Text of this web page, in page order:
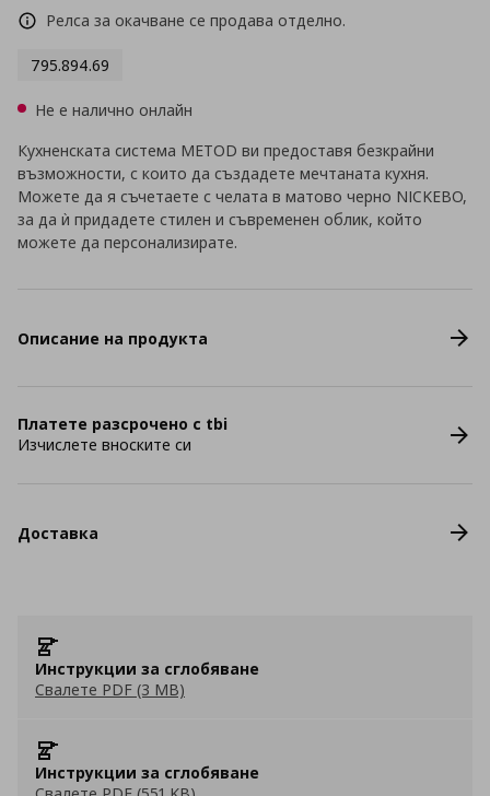
Релса за окачване се продава отделно.
795.894.69
Не е налично онлайн
Кухненската система METOD ви предоставя безкрайни
възможности, с които да създадете мечтаната кухня.
Можете да я съчетаете с челата в матово черно NICKEBO,
за да ѝ придадете стилен и съвременен облик, който
можете да персонализирате.
Описание на продукта
Платете разсрочено с tbi
Изчислете вноските си
Доставка
Инструкции за сглобяване
Свалете PDF (3 MB)
Инструкции за сглобяване